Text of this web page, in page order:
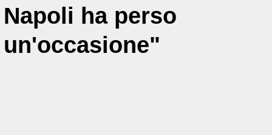
Napoli ha perso
un'occasione"